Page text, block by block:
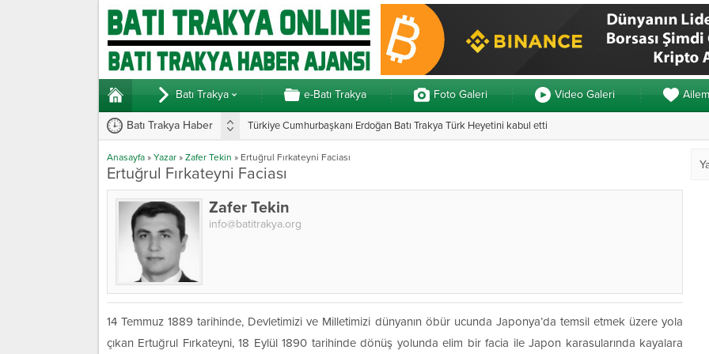
Batı Trakya e-Batı Trakya Foto Galeri Video Galeri Ailem
Batı Trakya Haber Türkiye Cumhurbaşkanı Erdoğan Batı Trakya Türk Heyetini kabul etti
Yunanistan’da vekillerden 3 ayrı yemin
Anasayfa » Yazar » Zafer Tekin » Ertuğrul Fırkateyni Faciası
Ertuğrul Fırkateyni Faciası
Zafer Tekin
info@batitrakya.org
14 Temmuz 1889 tarihinde, Devletimizi ve Milletimizi dünyanın öbür ucunda Japonya’da temsil etmek üzere yola
çıkan Ertuğrul Fırkateyni, 18 Eylül 1890 tarihinde dönüş yolunda elim bir facia ile Japon karasularında kayalara